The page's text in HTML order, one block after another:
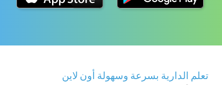
تعلم الدارية بسرعة وسهولة أون لاين